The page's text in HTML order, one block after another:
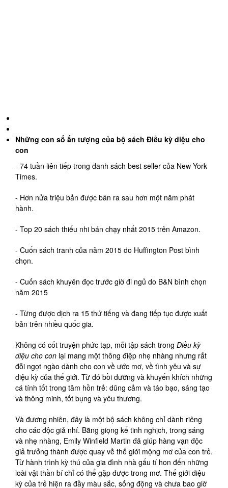
Những con số ấn tượng của bộ sách Điều kỳ diệu cho
con
- 74 tuần liên tiếp trong danh sách best seller của New York
Times.
- Hơn nửa triệu bản được bán ra sau hơn một năm phát
hành.
- Top 20 sách thiếu nhi bán chạy nhất 2015 trên Amazon.
- Cuốn sách tranh của năm 2015 do Huffington Post bình
chọn.
- Cuốn sách khuyên đọc trước giờ đi ngủ do B&N bình chọn
năm 2015
- Từng được dịch ra 15 thứ tiếng và đang tiếp tục được xuất
bản trên nhiều quốc gia.
Không có cốt truyện phức tạp, mỗi tập sách trong Điều kỳ
diệu cho con lại mang một thông điệp nhẹ nhàng nhưng rất
đỗi ngọt ngào dành cho con về ước mơ, về tình yêu và sự
diệu kỳ của thế giới. Từ đó bồi dưỡng và khuyến khích những
cá tính tốt trong tâm hồn trẻ: dũng cảm và táo bạo, sáng tạo
và thông minh, tốt bụng và yêu thương.
Và đương nhiên, đây là một bộ sách không chỉ dành riêng
cho các độc giả nhí. Bằng giọng kể tinh nghịch, trong sáng
và nhẹ nhàng, Emily Winfield Martin đã giúp hàng vạn độc
giả trưởng thành được quay về thế giới mộng mơ của con trẻ.
Từ hành trình kỳ thú của gia đình nhà gấu tí hon đến những
loài vật thần bí chỉ có thể gặp được trong mơ. Thế giới diệu
kỳ của trẻ hiện ra đầy màu sắc, sống động và chưa bao giờ